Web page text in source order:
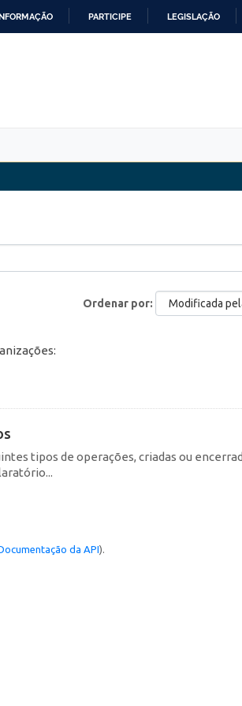
PARTICIPE LEGISLAÇÃO
Ordenar por
tipos de operações, criadas ou
da API).